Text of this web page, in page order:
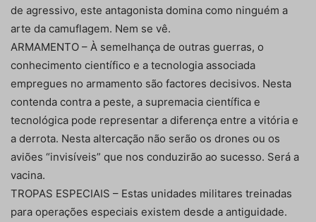
de agressivo, este antagonista domina como ninguém a
arte da camuflagem. Nem se vê.
ARMAMENTO – À semelhança de outras guerras, o
conhecimento científico e a tecnologia associada
empregues no armamento são factores decisivos. Nesta
contenda contra a peste, a supremacia científica e
tecnológica pode representar a diferença entre a vitória e
a derrota. Nesta altercação não serão os drones ou os
aviões “invisíveis” que nos conduzirão ao sucesso. Será a
vacina.
TROPAS ESPECIAIS – Estas unidades militares treinadas
para operações especiais existem desde a antiguidade.